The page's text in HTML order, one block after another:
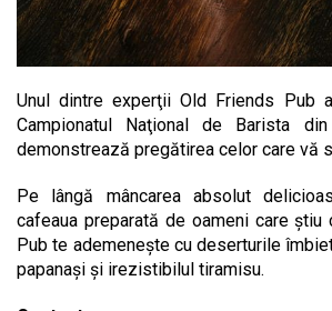
Unul dintre experţii Old Friends Pub
Campionatul Naţional de Barista
demonstrează pregătirea celor care vă
Pe lângă mâncarea absolut
cafeaua preparată de oameni care ştiu
Pub te ademeneşte cu deserturile
papanaşi şi irezistibilul tiramisu.